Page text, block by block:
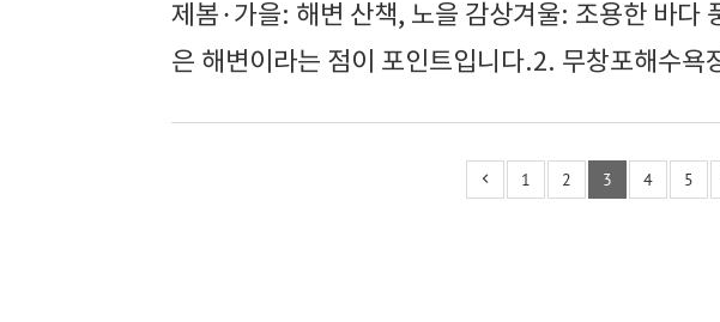
제봄·가을: 해변 산책, 노을 감상겨울: 조용한 바다
은 해변이라는 점이 포인트입니다.2. 무창포해수욕
1 2 3 4 5